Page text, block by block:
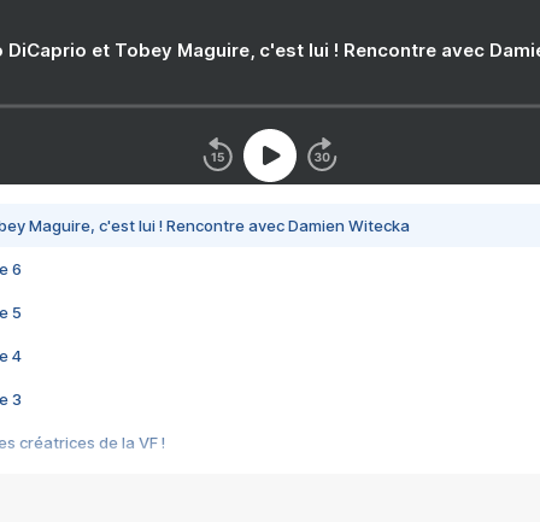
DiCaprio et Tobey Maguire, c'est lui ! Rencontre avec
Maguire, c'est lui ! Rencontre avec Damien Witecka
6
5
4
3
créatrices de la VF !